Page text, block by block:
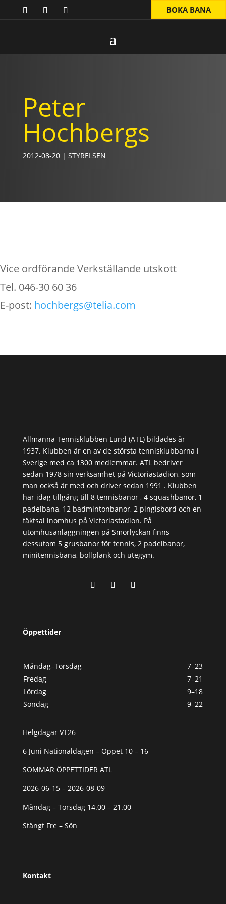
BOKA BANA
Peter
Hochbergs
2012-08-20| STYRELSEN
Vice ordförande Verkställande utskott
Tel. 046-30 60 36
E-post: hochbergs@telia.com
Allmänna Tennisklubben Lund (ATL) bildades år
1937. Klubben är en av de största tennisklubbarna i
Sverige med ca 1300 medlemmar. ATL bedriver
sedan 1978 sin verksamhet på Victoriastadion, som
man också är med och driver sedan 1991 . Klubben
har idag tillgång till 8 tennisbanor , 4 squashbanor, 1
padelbana, 12 badmintonbanor, 2 pingisbord och en
fäktsal inomhus på Victoriastadion. På
utomhusanläggningen på Smörlyckan finns
dessutom 5 grusbanor för tennis, 2 padelbanor,
minitennisbana, bollplank och utegym.
Öppettider
Måndag–Torsdag
7–23
Fredag
7–21
Lördag
9–18
Söndag
9–22
Helgdagar VT26
6 Juni Nationaldagen – Öppet 10 – 16
SOMMAR ÖPPETTIDER ATL
2026-06-15 – 2026-08-09
Måndag – Torsdag 14.00 – 21.00
Stängt Fre – Sön
Kontakt